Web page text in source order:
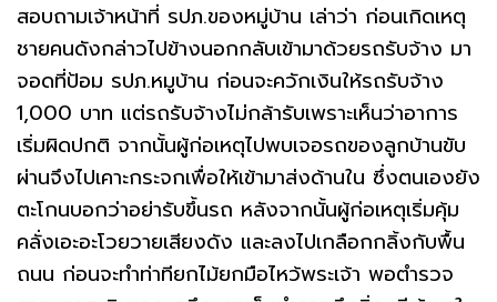
สอบถามเจ้าหน้าที่ รปภ.ของหมู่บ้าน เล่าว่า ก่อนเกิดเหตุ
ชายคนดังกล่าวไปข้างนอกกลับเข้ามาด้วยรถรับจ้าง มา
จอดที่ป้อม รปภ.หมูบ้าน ก่อนจะควักเงินให้รถรับจ้าง
1,000 บาท แต่รถรับจ้างไม่กล้ารับเพราะเห็นว่าอาการ
เริ่มผิดปกติ จากนั้นผู้ก่อเหตุไปพบเจอรถของลูกบ้านขับ
ผ่านจึงไปเคาะกระจกเพื่อให้เข้ามาส่งด้านใน ซึ่งตนเองยัง
ตะโกนบอกว่าอย่ารับขึ้นรถ หลังจากนั้นผู้ก่อเหตุเริ่มคุ้ม
คลั่งเอะอะโวยวายเสียงดัง และลงไปเกลือกกลิ้งกับพื้น
ถนน ก่อนจะทำท่าทียกไม้ยกมือไหว้พระเจ้า พอตำรวจ